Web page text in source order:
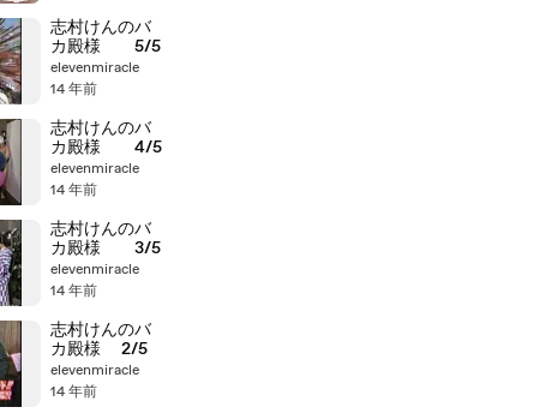
志村けんのバ
カ殿様 5/5
elevenmiracle
14 年前
志村けんのバ
カ殿様 4/5
elevenmiracle
14 年前
志村けんのバ
カ殿様 3/5
elevenmiracle
14 年前
志村けんのバ
カ殿様 2/5
elevenmiracle
14 年前